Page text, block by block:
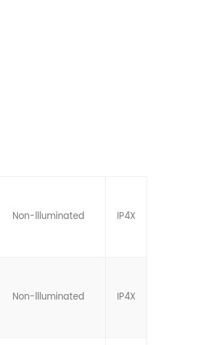
Non-llluminated IP4X
Non-llluminated IP4X